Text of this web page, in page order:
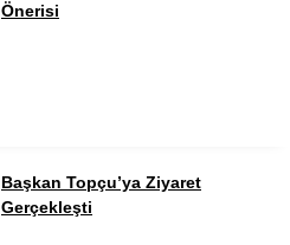
Önerisi
Başkan Topçu’ya Ziyaret
Gerçekleşti